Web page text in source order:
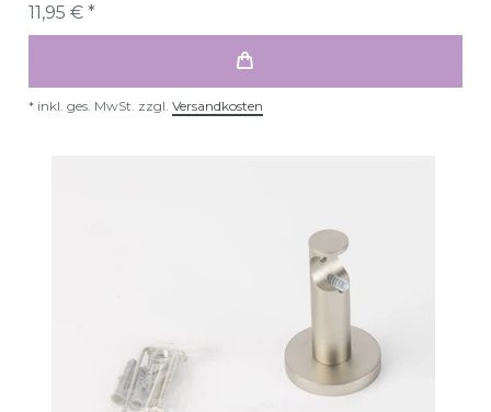
11,95 € *
* inkl. ges. MwSt. zzgl. Versandkosten